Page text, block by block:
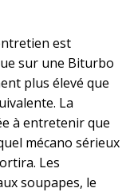
est
sur une Biturbo
plus élevé que
La
à entretenir que
mécano sérieux
Les
soupapes, le